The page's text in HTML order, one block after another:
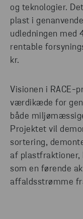
og teknologier.
plast i
udledningen med
rentable
kr.
Visionen i RACE-
værdikæde for
både
Projektet vil
sortering,
af plastfraktioner,
som en førende
affaldsstrømme